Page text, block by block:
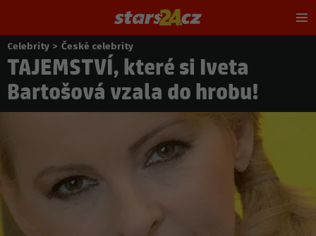
Nacházíte
se
zde:
Celebrity > České celebrity
TAJEMSTVÍ, které si Iveta
Bartošová vzala do hrobu!